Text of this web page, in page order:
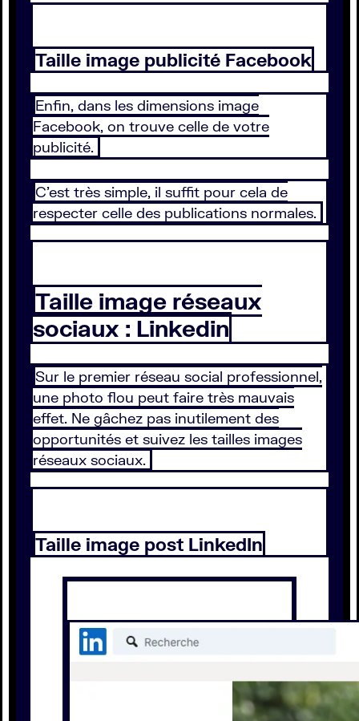
Taille image publicité Facebook
Enfin, dans les dimensions image
Facebook, on trouve celle de votre
publicité.
C’est très simple, il suffit pour cela de
respecter celle des publications normales.
Taille image réseaux
sociaux : Linkedin
Sur le premier réseau social professionnel,
une photo flou peut faire très mauvais
effet. Ne gâchez pas inutilement des
opportunités et suivez les tailles images
réseaux sociaux.
Taille image post LinkedIn